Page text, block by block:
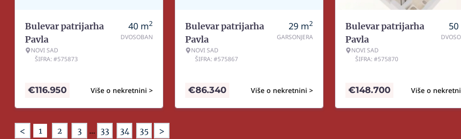
Bulevar patrijarha
Pavla
NOVI SAD
ŠIFRA: #575873
40 m2
DVOSOBAN
Više o nekretnini >
€116.950
Bulevar patrijarha
Pavla
NOVI SAD
ŠIFRA: #575867
29 m2
GARSONJERA
Više o nekretnini >
€86.340
Bulevar patrijarha
Pavla
NOVI SAD
ŠIFRA: #575870
50
Više o
€148.700
< 1 2 3 ... 33 34 35 >